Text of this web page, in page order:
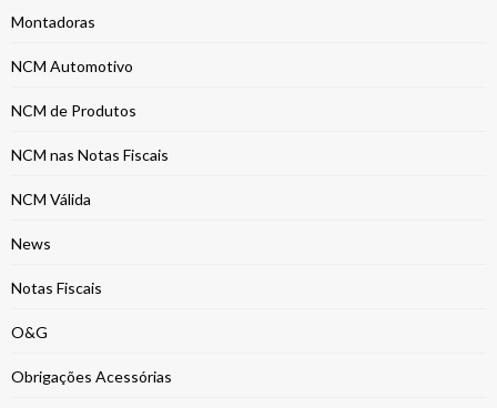
Montadoras
NCM Automotivo
NCM de Produtos
NCM nas Notas Fiscais
NCM Válida
News
Notas Fiscais
O&G
Obrigações Acessórias